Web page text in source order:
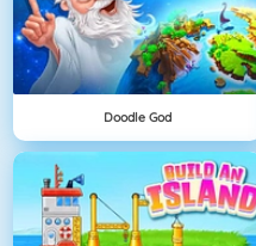
Doodle God